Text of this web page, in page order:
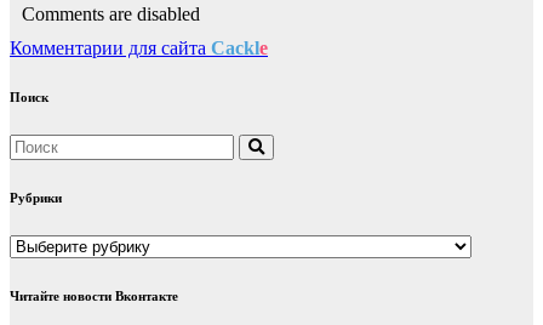
Comments are disabled
Комментарии для сайта Cackle
Поиск
Рубрики
Рубрики
Читайте новости Вконтакте